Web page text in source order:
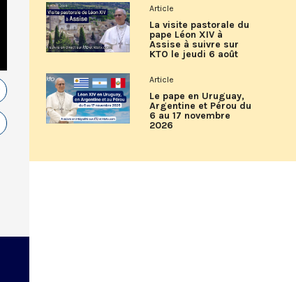
Article
La visite pastorale du
pape Léon XIV à
Assise à suivre sur
KTO le jeudi 6 août
Article
Le pape en Uruguay,
Argentine et Pérou du
6 au 17 novembre
2026